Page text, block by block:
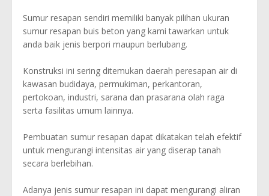
Sumur resapan sendiri memiliki banyak pilihan ukuran
sumur resapan buis beton yang kami tawarkan untuk
anda baik jenis berpori maupun berlubang.
Konstruksi ini sering ditemukan daerah peresapan air di
kawasan budidaya, permukiman, perkantoran,
pertokoan, industri, sarana dan prasarana olah raga
serta fasilitas umum lainnya.
Pembuatan sumur resapan dapat dikatakan telah efektif
untuk mengurangi intensitas air yang diserap tanah
secara berlebihan.
Adanya jenis sumur resapan ini dapat mengurangi aliran